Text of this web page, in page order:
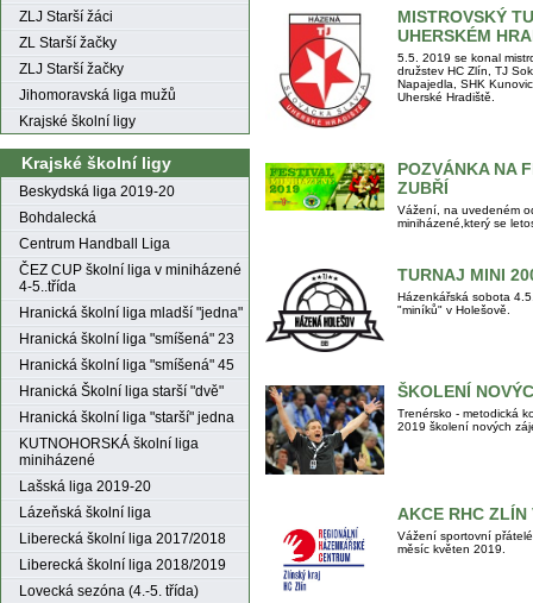
ZLJ Starší žáci
ZL Starší žačky
ZLJ Starší žačky
Jihomoravská liga mužů
Krajské školní ligy
Krajské školní ligy
Beskydská liga 2019-20
Bohdalecká
Centrum Handball Liga
ČEZ CUP školní liga v miniházené
4-5..třída
Hranická školní liga mladší "jedna"
Hranická školní liga "smíšená" 23
Hranická školní liga "smíšená" 45
Hranická Školní liga starší "dvě"
Hranická školní liga "starší" jedna
KUTNOHORSKÁ školní liga
miniházené
Lašská liga 2019-20
Lázeňská školní liga
Liberecká školní liga 2017/2018
Liberecká školní liga 2018/2019
Lovecká sezóna (4.-5. třída)
MISTROVSKÝ
UHERSKÉM
5.5. 2019 se konal
družstev HC Zlín, TJ
Napajedla, SHK
Uherské Hradiště.
POZVÁNKA NA
ZUBŘÍ
Vážení, na uvedeném
miniházené,který se
TURNAJ MINI
Házenkářská sobota
"miníků" v Holešově.
ŠKOLENÍ
Trenérsko - metodická
2019 školení nových
AKCE RHC ZLÍN
Vážení sportovní
měsíc květen 2019.